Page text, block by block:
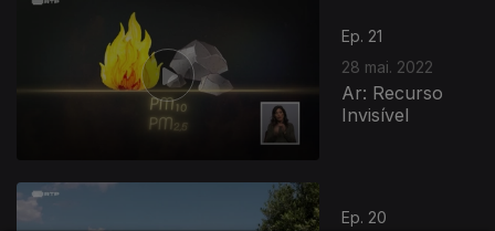
Ep. 21
28 mai. 2022
Ar: Recurso
Invisível
Ep. 20